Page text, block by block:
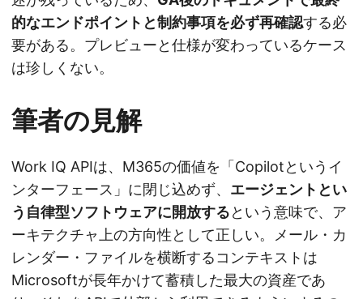
的なエンドポイントと制約事項を必ず再確認する必
要がある。プレビューと仕様が変わっているケース
は珍しくない。
筆者の見解
Work IQ APIは、M365の価値を「Copilotというイ
ンターフェース」に閉じ込めず、 エージェントとい
う自律型ソフトウェアに開放するという意味で、ア
ーキテクチャ上の方向性として正しい。メール・カ
レンダー・ファイルを横断するコンテキストは
Microsoftが長年かけて蓄積した最大の資産であ